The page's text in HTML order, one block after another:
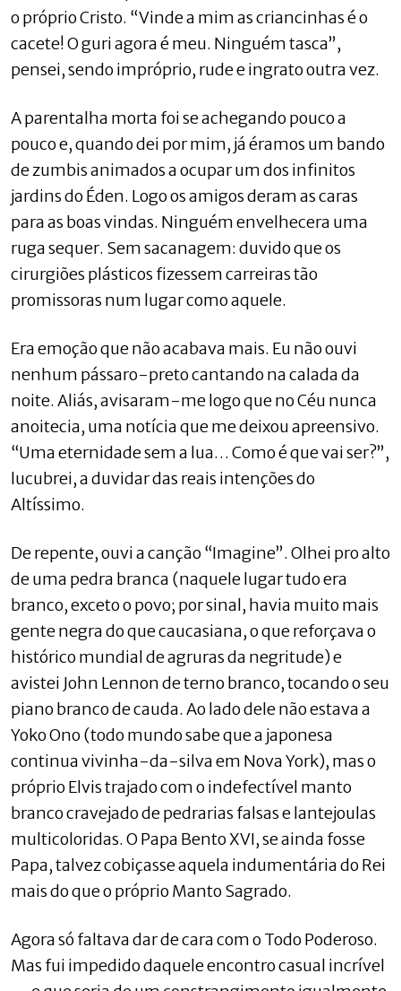
o próprio Cristo. “Vinde a mim as criancinhas é o
cacete! O guri agora é meu. Ninguém tasca”,
pensei, sendo impróprio, rude e ingrato outra vez.
A parentalha morta foi se achegando pouco a
pouco e, quando dei por mim, já éramos um bando
de zumbis animados a ocupar um dos infinitos
jardins do Éden. Logo os amigos deram as caras
para as boas vindas. Ninguém envelhecera uma
ruga sequer. Sem sacanagem: duvido que os
cirurgiões plásticos fizessem carreiras tão
promissoras num lugar como aquele.
Era emoção que não acabava mais. Eu não ouvi
nenhum pássaro-preto cantando na calada da
noite. Aliás, avisaram-me logo que no Céu nunca
anoitecia, uma notícia que me deixou apreensivo.
“Uma eternidade sem a lua… Como é que vai ser?”,
lucubrei, a duvidar das reais intenções do
Altíssimo.
De repente, ouvi a canção “Imagine”. Olhei pro alto
de uma pedra branca (naquele lugar tudo era
branco, exceto o povo; por sinal, havia muito mais
gente negra do que caucasiana, o que reforçava o
histórico mundial de agruras da negritude) e
avistei John Lennon de terno branco, tocando o seu
piano branco de cauda. Ao lado dele não estava a
Yoko Ono (todo mundo sabe que a japonesa
continua vivinha-da-silva em Nova York), mas o
próprio Elvis trajado com o indefectível manto
branco cravejado de pedrarias falsas e lantejoulas
multicoloridas. O Papa Bento XVI, se ainda fosse
Papa, talvez cobiçasse aquela indumentária do Rei
mais do que o próprio Manto Sagrado.
Agora só faltava dar de cara com o Todo Poderoso.
Mas fui impedido daquele encontro casual incrível